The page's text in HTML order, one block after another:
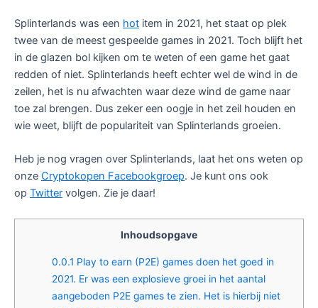
Splinterlands was een hot item in 2021, het staat op plek
twee van de meest gespeelde games in 2021. Toch blijft het
in de glazen bol kijken om te weten of een game het gaat
redden of niet. Splinterlands heeft echter wel de wind in de
zeilen, het is nu afwachten waar deze wind de game naar
toe zal brengen. Dus zeker een oogje in het zeil houden en
wie weet, blijft de populariteit van Splinterlands groeien.
Heb je nog vragen over Splinterlands, laat het ons weten op
onze Cryptokopen Facebookgroep. Je kunt ons ook
op Twitter volgen. Zie je daar!
Inhoudsopgave
0.0.1 Play to earn (P2E) games doen het goed in
2021. Er was een explosieve groei in het aantal
aangeboden P2E games te zien. Het is hierbij niet